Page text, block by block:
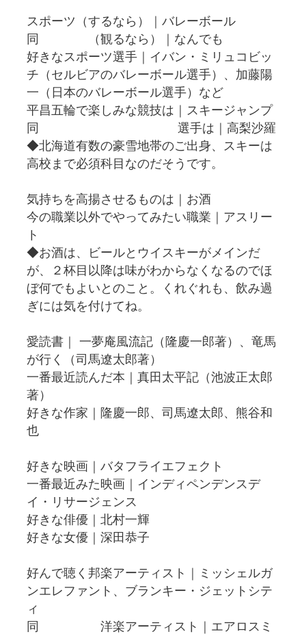
スポーツ（するなら）｜バレーボール
同 （観るなら）｜なんでも
好きなスポーツ選手｜イバン・ミリュコビッ
チ（セルビアのバレーボール選手）、加藤陽
一（日本のバレーボール選手）など
平昌五輪で楽しみな競技は｜スキージャンプ
同 選手は｜高梨沙羅
◆北海道有数の豪雪地帯のご出身、スキーは
高校まで必須科目なのだそうです。
気持ちを高揚させるものは｜お酒
今の職業以外でやってみたい職業｜アスリー
ト
◆お酒は、ビールとウイスキーがメインだ
が、２杯目以降は味がわからなくなるのでほ
ぼ何でもよいとのこと。くれぐれも、飲み過
ぎには気を付けてね。
愛読書｜ 一夢庵風流記（隆慶一郎著）、竜馬
が行く（司馬遼太郎著）
一番最近読んだ本｜真田太平記（池波正太郎
著）
好きな作家｜隆慶一郎、司馬遼太郎、熊谷和
也
好きな映画｜バタフライエフェクト
一番最近みた映画｜インディペンデンスデ
イ・リサージェンス
好きな俳優｜北村一輝
好きな女優｜深田恭子
好んで聴く邦楽アーティスト｜ミッシェルガ
ンエレファント、ブランキー・ジェットシテ
ィ
同 洋楽アーティスト｜エアロスミ